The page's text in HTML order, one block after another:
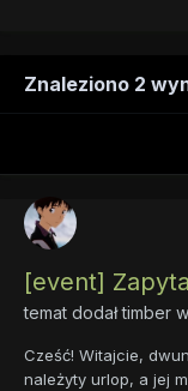
Znaleziono 2
[event]
temat dodałtimber w
Cześć! Witajcie,
należyty urlop, a jej